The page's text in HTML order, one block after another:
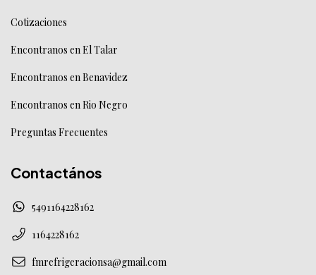
Cotizaciones
Encontranos en El Talar
Encontranos en Benavidez
Encontranos en Rio Negro
Preguntas Frecuentes
Contactános
5491164228162
1164228162
fmrefrigeracionsa@gmail.com